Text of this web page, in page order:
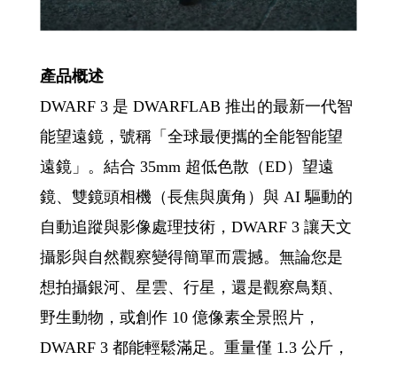
產品概述
DWARF 3 是 DWARFLAB 推出的最新一代智
能望遠鏡，號稱「全球最便攜的全能智能望
遠鏡」。結合 35mm 超低色散（ED）望遠
鏡、雙鏡頭相機（長焦與廣角）與 AI 驅動的
自動追蹤與影像處理技術，DWARF 3 讓天文
攝影與自然觀察變得簡單而震撼。無論您是
想拍攝銀河、星雲、行星，還是觀察鳥類、
野生動物，或創作 10 億像素全景照片，
DWARF 3 都能輕鬆滿足。重量僅 1.3 公斤，